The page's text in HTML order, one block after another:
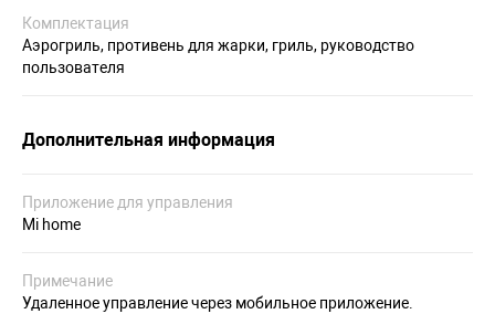
Комплектация
Аэрогриль, противень для жарки, гриль, руководство
пользователя
Дополнительная информация
Приложение для управления
Mi home
Примечание
Удаленное управление через мобильное приложение.